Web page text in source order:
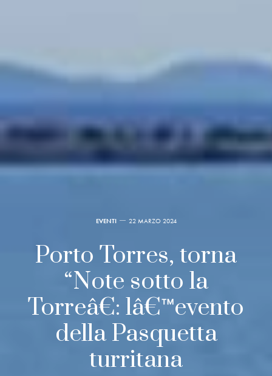
EVENTI 22 MARZO 2024
Porto Torres, torna
“Note sotto la
Torreâ€: lâ€™evento
della Pasquetta
turritana